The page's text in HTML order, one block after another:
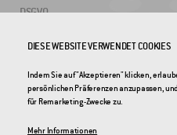
DSGVO
2DRoad
DIESE WEBSITE VERWENDET COOKIES
Indem Sie auf "Akzeptieren" klicken,
persönlichen Präferenzen anzupassen,
für Remarketing-Zwecke zu.
Mehr Informationen